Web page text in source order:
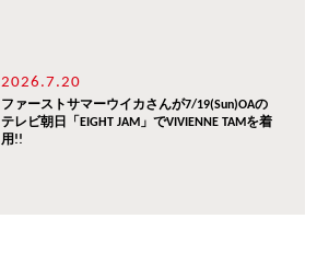
2026.7.20
ファーストサマーウイカさんが7/19(Sun)OAの
テレビ朝日「EIGHT JAM」でVIVIENNE TAMを着
用!!